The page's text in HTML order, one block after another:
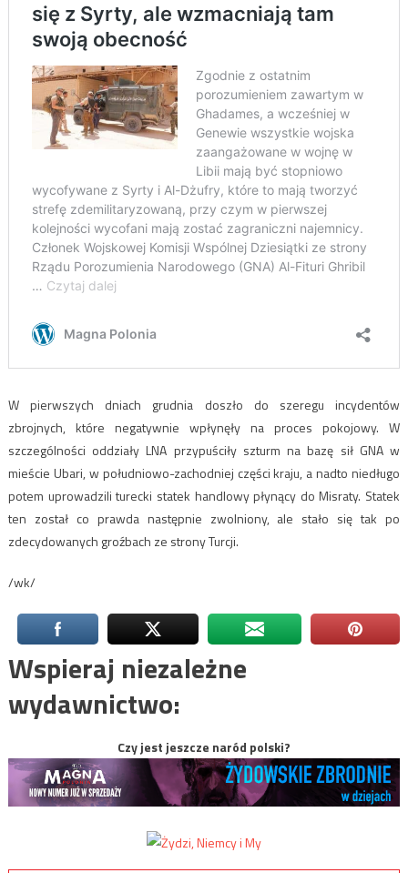
W pierwszych dniach grudnia doszło do szeregu incydentów
zbrojnych, które negatywnie wpłynęły na proces pokojowy. W
szczególności oddziały LNA przypuściły szturm na bazę sił GNA w
mieście Ubari, w południowo-zachodniej części kraju, a nadto niedługo
potem uprowadzili turecki statek handlowy płynący do Misraty. Statek
ten został co prawda następnie zwolniony, ale stało się tak po
zdecydowanych groźbach ze strony Turcji.
/wk/
Wspieraj niezależne
wydawnictwo:
Czy jest jeszcze naród polski?